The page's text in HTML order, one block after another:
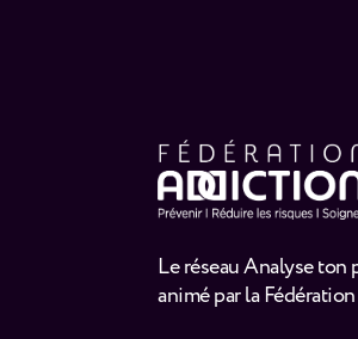
Le réseau Analyse ton
animé par la